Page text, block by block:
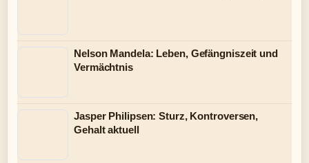
Nelson Mandela: Leben, Gefängniszeit und
Vermächtnis
Jasper Philipsen: Sturz, Kontroversen,
Gehalt aktuell